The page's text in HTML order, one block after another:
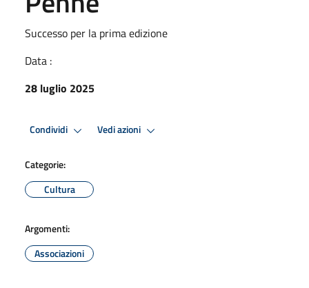
Successo per la prima edizione
Data :
28 luglio 2025
Condividi Vedi azioni
Categorie:
Cultura
Argomenti:
Associazioni